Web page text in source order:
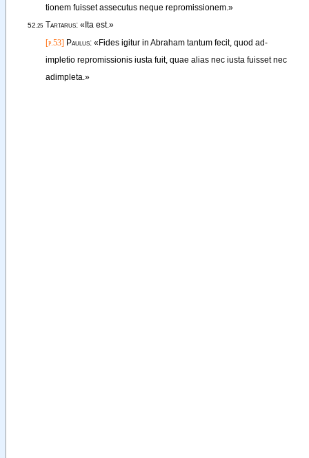
tionem fuisset assecutus neque repromissionem.»
52.25 Tartarus: « Ita est.»
[p.53] Paulus: « Fides igitur in Abraham tantum fecit, quod ad-
impletio repromissionis iusta fuit, quae alias nec iusta fuisset nec
adimpleta.»